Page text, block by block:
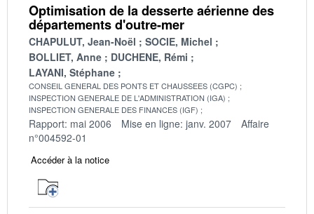
Optimisation de la desserte aérienne des
départements d'outre-mer
CHAPULUT, Jean-Noël
SOCIE, Michel
BOLLIET, Anne
DUCHENE, Rémi
LAYANI, Stéphane
CONSEIL GENERAL DES PONTS ET CHAUSSEES (CGPC)
INSPECTION GENERALE DE L'ADMINISTRATION (IGA)
INSPECTION GENERALE DES FINANCES (IGF)
Rapport: mai 2006 Mise en ligne: janv. 2007
Affaire
n°004592-01
Accéder à la notice